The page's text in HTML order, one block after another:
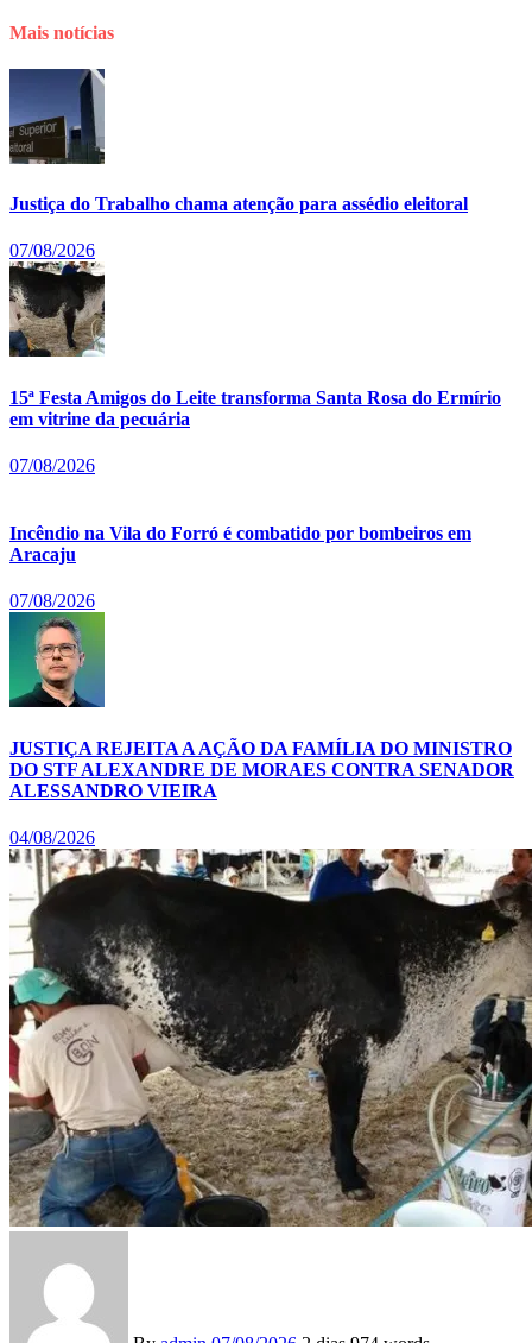
Mais notícias
Justiça do Trabalho chama atenção para assédio eleitoral
07/08/2026
15ª Festa Amigos do Leite transforma Santa Rosa do Ermírio
em vitrine da pecuária
07/08/2026
Incêndio na Vila do Forró é combatido por bombeiros em
Aracaju
07/08/2026
JUSTIÇA REJEITA A AÇÃO DA FAMÍLIA DO MINISTRO
DO STF ALEXANDRE DE MORAES CONTRA SENADOR
ALESSANDRO VIEIRA
04/08/2026